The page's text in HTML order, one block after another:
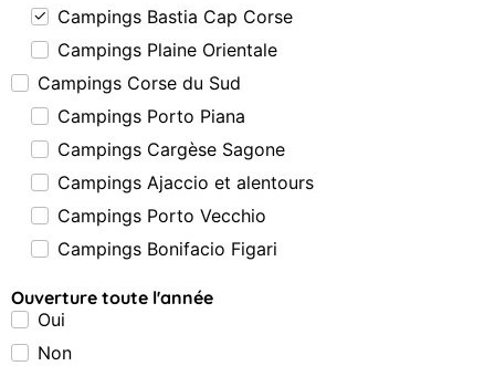
Campings Bastia Cap Corse
Campings Plaine Orientale
Campings Corse du Sud
Campings Porto Piana
Campings Cargèse Sagone
Campings Ajaccio et alentours
Campings Porto Vecchio
Campings Bonifacio Figari
Ouverture toute l'année
Oui
Non